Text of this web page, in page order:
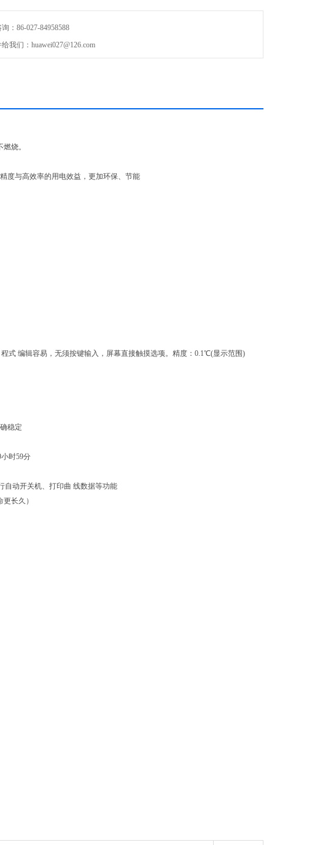
：86-027-84958588
我们：huawei027@126.com
烧。
度与高效率的用电效益，更加环保、节能
式 编辑容易，无须按键输入，屏幕直接触摸选项。精度：0.1℃(显示范围)
稳定
时59分
自动开关机、打印曲 线数据等功能
长久）